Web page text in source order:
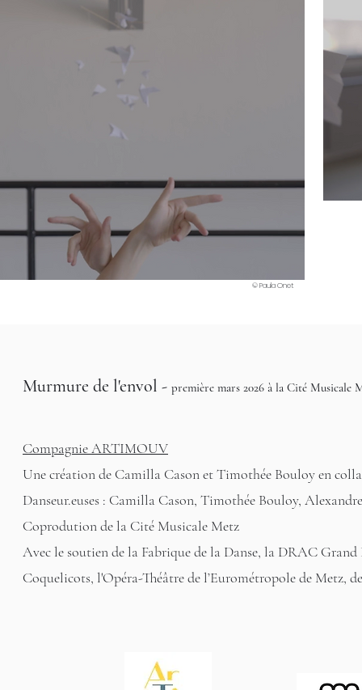
© Paula Onet
Murmure de l'envol - première mars 2026 à la Cité Musicale
Compagnie ARTIMOUV
Une création de Camilla Cason et Timothée Bouloy en
Danseur.euses : Camilla Cason, Timothée Bouloy,
Coprodution de la Cité Musicale Metz
Avec le soutien de la Fabrique de la Danse, la DRAC Grand
Coquelicots, l'Opéra-Théâtre de l’Eurométropole de Metz,